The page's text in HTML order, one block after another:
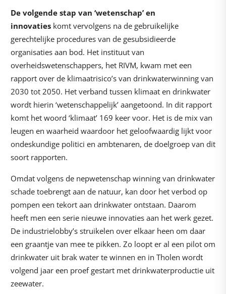
De volgende stap van ‘wetenschap’ en
innovaties komt vervolgens na de gebruikelijke
gerechtelijke procedures van de gesubsidieerde
organisaties aan bod. Het instituut van
overheidswetenschappers, het RIVM, kwam met een
rapport over de klimaatrisico’s van drinkwaterwinning van
2030 tot 2050. Het verband tussen klimaat en drinkwater
wordt hierin ‘wetenschappelijk’ aangetoond. In dit rapport
komt het woord ‘klimaat’ 169 keer voor. Het is de mix van
leugen en waarheid waardoor het geloofwaardig lijkt voor
ondeskundige politici en ambtenaren, de doelgroep van dit
soort rapporten.
Omdat volgens de nepwetenschap winning van drinkwater
schade toebrengt aan de natuur, kan door het verbod op
pompen een tekort aan drinkwater ontstaan. Daarom
heeft men een serie nieuwe innovaties aan het werk gezet.
De industrielobby’s struikelen over elkaar heen om daar
een graantje van mee te pikken. Zo loopt er al een pilot om
drinkwater uit brak water te winnen en in Tholen wordt
volgend jaar een proef gestart met drinkwaterproductie uit
zeewater.